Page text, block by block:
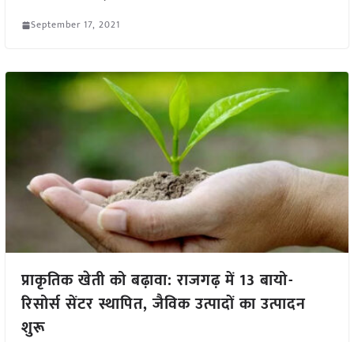
September 17, 2021
प्राकृतिक खेती को बढ़ावा: राजगढ़ में 13 बायो-
रिसोर्स सेंटर स्थापित, जैविक उत्पादों का उत्पादन
शुरू